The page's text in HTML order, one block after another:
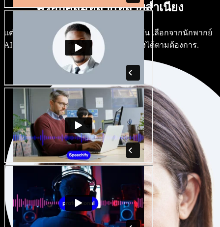
ครอบคลุมหลากหลายสำเนียง
แต่ละโปรเจกต์ไม่จำเป็นต้องใช้เสียงเดียวกัน เลือกจากนักพากย์
AI และสำเนียงหลายร้อยแบบ แล้วปรับแต่งได้ตามต้องการ.